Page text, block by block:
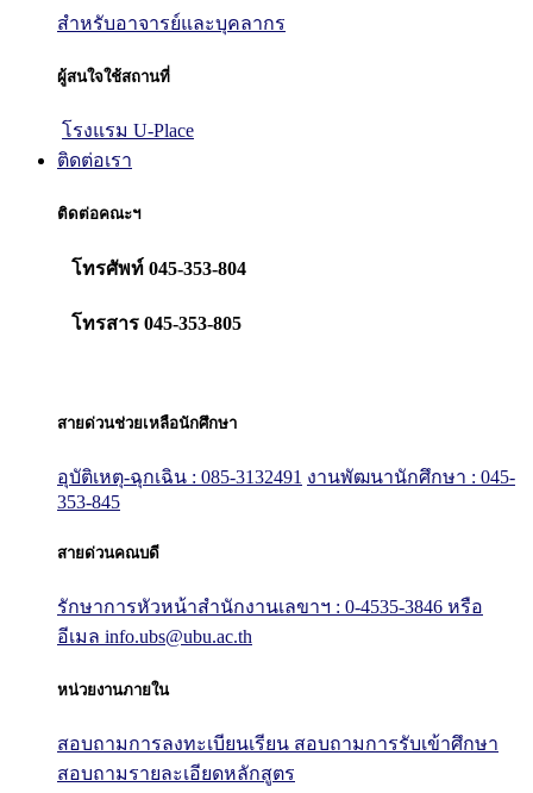
สำหรับอาจารย์และบุคลากร
ผู้สนใจใช้สถานที่
โรงแรม U-Place
ติดต่อเรา
ติดต่อคณะฯ
โทรศัพท์ 045-353-804
โทรสาร 045-353-805
สายด่วนช่วยเหลือนักศึกษา
อุบัติเหตุ-ฉุกเฉิน : 085-3132491 งานพัฒนานักศึกษา : 045-
353-845
สายด่วนคณบดี
รักษาการหัวหน้าสำนักงานเลขาฯ : 0-4535-3846 หรือ
อีเมล info.ubs@ubu.ac.th
หน่วยงานภายใน
สอบถามการลงทะเบียนเรียน สอบถามการรับเข้าศึกษา
สอบถามรายละเอียดหลักสูตร